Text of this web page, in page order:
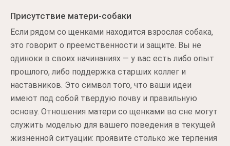
Присутствие матери-собаки
Если рядом со щенками находится взрослая собака,
это говорит о преемственности и защите. Вы не
одиноки в своих начинаниях — у вас есть либо опыт
прошлого, либо поддержка старших коллег и
наставников. Это символ того, что ваши идеи
имеют под собой твердую почву и правильную
основу. Отношения матери со щенками во сне могут
служить моделью для вашего поведения в текущей
жизненной ситуации: проявите столько же терпения